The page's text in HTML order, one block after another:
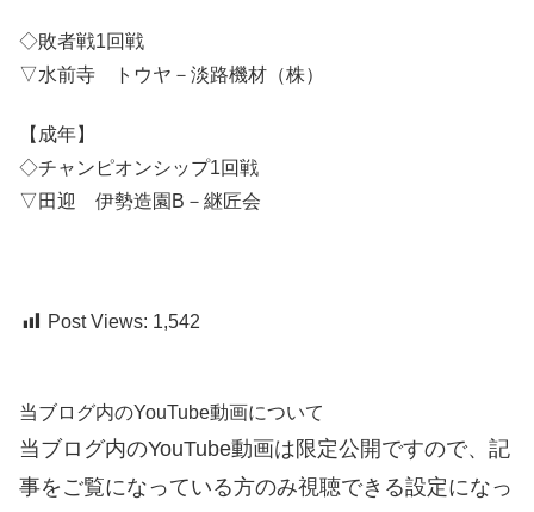
◇敗者戦1回戦
▽水前寺 トウヤ－淡路機材（株）
【成年】
◇チャンピオンシップ1回戦
▽田迎 伊勢造園B－継匠会
Post Views: 1,542
当ブログ内のYouTube動画について
当ブログ内のYouTube動画は限定公開ですので、記
事をご覧になっている方のみ視聴できる設定になっ